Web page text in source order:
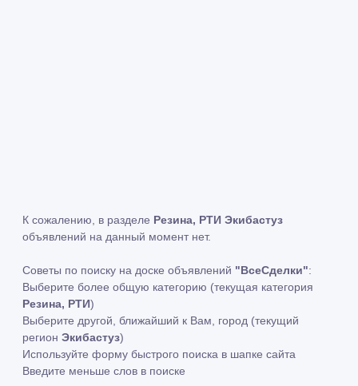
К сожалению, в разделе Резина, РТИ Экибастуз
объявлений на данный момент нет.
Советы по поиску на доске объявлений "ВсеСделки":
Выберите более общую категорию (текущая категория
Резина, РТИ)
Выберите другой, ближайший к Вам, город (текущий
регион Экибастуз)
Используйте форму быстрого поиска в шапке сайта
Введите меньше слов в поиске